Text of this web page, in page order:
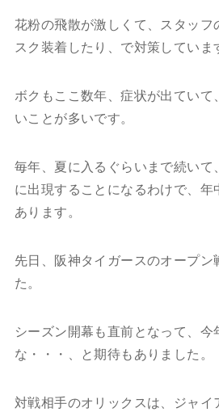
花粉の飛散が激しくて、スタッ
スク装着したり、で対策していま
ボクもここ数年、症状が出てい
いことが多いです。
毎年、夏に入るぐらいまで続いて
に出現することになるわけで、
あります。
先日、阪神タイガースのオープン
た。
シーズン開幕も直前となって、
な・・・、と期待もありました。
対戦相手のオリックスは、ジャ